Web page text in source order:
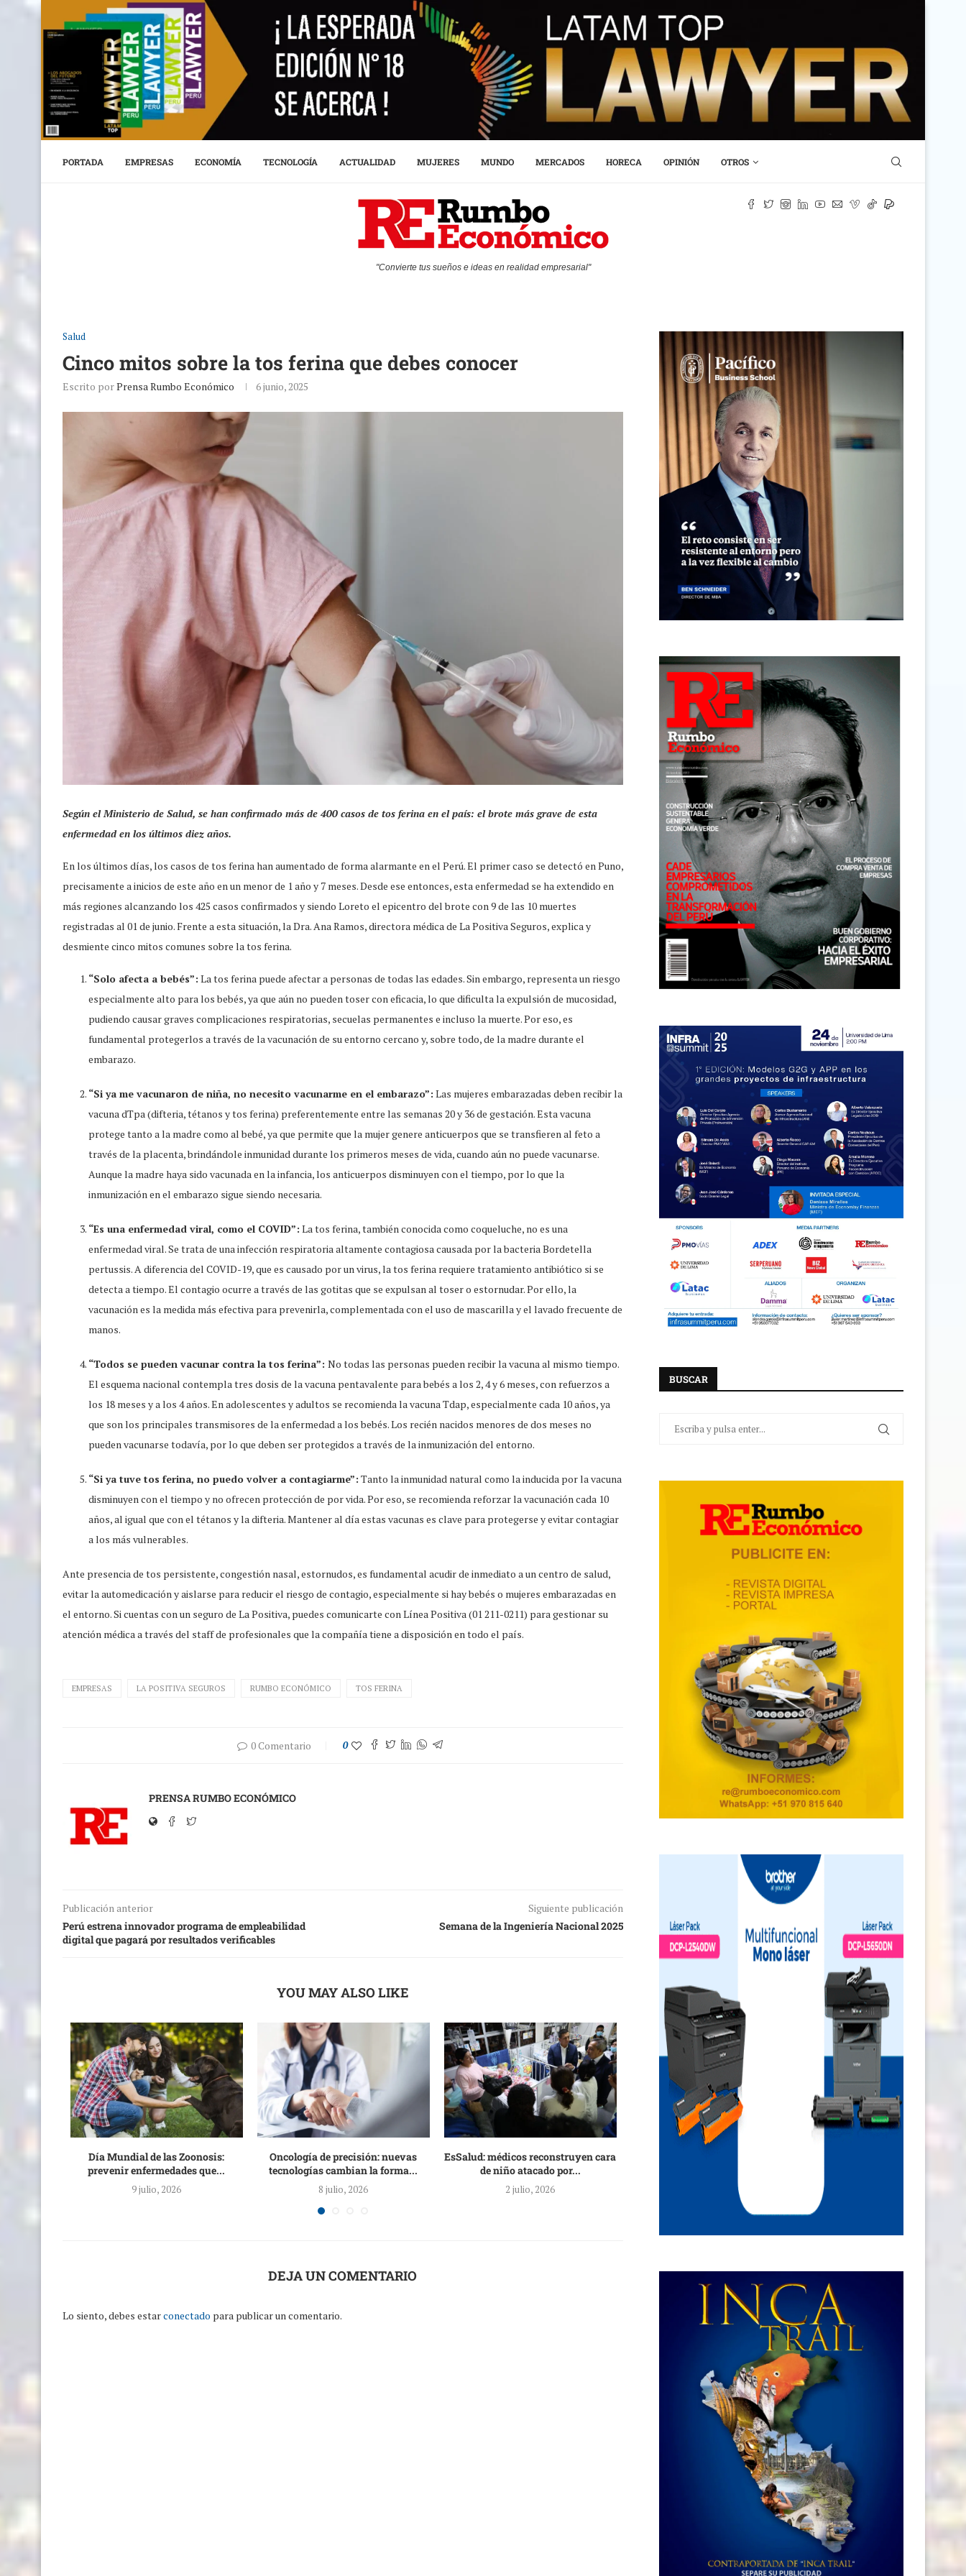
PORTADA EMPRESAS ECONOMÍA TECNOLOGÍA ACTUALIDAD MUJERES MUNDO MERCADOS HORECA OPINIÓN OTROS
"Convierte tus sueños e ideas en realidad empresarial"
Salud
Cinco mitos sobre la tos ferina que debes conocer
Escrito porPrensa Rumbo Económico 6 junio, 2025
Según el Ministerio de Salud, se han confirmado más de 400 casos de tos ferina en el país: el brote más grave de esta
enfermedad en los últimos diez años.
En los últimos días, los casos de tos ferina han aumentado de forma alarmante en el Perú. El primer caso se detectó en Puno,
precisamente a inicios de este año en un menor de 1 año y 7 meses. Desde ese entonces, esta enfermedad se ha extendido en
más regiones alcanzando los 425 casos confirmados y siendo Loreto el epicentro del brote con 9 de las 10 muertes
registradas al 01 de junio. Frente a esta situación, la Dra. Ana Ramos, directora médica de La Positiva Seguros, explica y
desmiente cinco mitos comunes sobre la tos ferina.
“Solo afecta a bebés”: La tos ferina puede afectar a personas de todas las edades. Sin embargo, representa un riesgo
especialmente alto para los bebés, ya que aún no pueden toser con eficacia, lo que dificulta la expulsión de mucosidad,
pudiendo causar graves complicaciones respiratorias, secuelas permanentes e incluso la muerte. Por eso, es
fundamental protegerlos a través de la vacunación de su entorno cercano y, sobre todo, de la madre durante el
embarazo.
“Si ya me vacunaron de niña, no necesito vacunarme en el embarazo”: Las mujeres embarazadas deben recibir la
vacuna dTpa (difteria, tétanos y tos ferina) preferentemente entre las semanas 20 y 36 de gestación. Esta vacuna
protege tanto a la madre como al bebé, ya que permite que la mujer genere anticuerpos que se transfieren al feto a
través de la placenta, brindándole inmunidad durante los primeros meses de vida, cuando aún no puede vacunarse.
Aunque la madre haya sido vacunada en la infancia, los anticuerpos disminuyen con el tiempo, por lo que la
inmunización en el embarazo sigue siendo necesaria.
“Es una enfermedad viral, como el COVID”: La tos ferina, también conocida como coqueluche, no es una
enfermedad viral. Se trata de una infección respiratoria altamente contagiosa causada por la bacteria Bordetella
pertussis. A diferencia del COVID-19, que es causado por un virus, la tos ferina requiere tratamiento antibiótico si se
detecta a tiempo. El contagio ocurre a través de las gotitas que se expulsan al toser o estornudar. Por ello, la
vacunación es la medida más efectiva para prevenirla, complementada con el uso de mascarilla y el lavado frecuente de
manos.
“Todos se pueden vacunar contra la tos ferina”: No todas las personas pueden recibir la vacuna al mismo tiempo.
El esquema nacional contempla tres dosis de la vacuna pentavalente para bebés a los 2, 4 y 6 meses, con refuerzos a
los 18 meses y a los 4 años. En adolescentes y adultos se recomienda la vacuna Tdap, especialmente cada 10 años, ya
que son los principales transmisores de la enfermedad a los bebés. Los recién nacidos menores de dos meses no
pueden vacunarse todavía, por lo que deben ser protegidos a través de la inmunización del entorno.
“Si ya tuve tos ferina, no puedo volver a contagiarme”: Tanto la inmunidad natural como la inducida por la vacuna
disminuyen con el tiempo y no ofrecen protección de por vida. Por eso, se recomienda reforzar la vacunación cada 10
años, al igual que con el tétanos y la difteria. Mantener al día estas vacunas es clave para protegerse y evitar contagiar
a los más vulnerables.
Ante presencia de tos persistente, congestión nasal, estornudos, es fundamental acudir de inmediato a un centro de salud,
evitar la automedicación y aislarse para reducir el riesgo de contagio, especialmente si hay bebés o mujeres embarazadas en
el entorno. Si cuentas con un seguro de La Positiva, puedes comunicarte con Línea Positiva (01 211-0211) para gestionar su
atención médica a través del staff de profesionales que la compañía tiene a disposición en todo el país.
EMPRESAS LA POSITIVA SEGUROS RUMBO ECONÓMICO TOS FERINA
0 Comentario 0
PRENSA RUMBO ECONÓMICO
Publicación anterior
Perú estrena innovador programa de empleabilidad
digital que pagará por resultados verificables
Siguiente publicación
Semana de la Ingeniería Nacional 2025
YOU MAY ALSO LIKE
Día Mundial de las Zoonosis:
prevenir enfermedades que...
9 julio, 2026
Oncología de precisión: nuevas
tecnologías cambian la forma...
8 julio, 2026
EsSalud: médicos reconstruyen cara
de niño atacado por...
2 julio, 2026 1 julio, 2026
DEJA UN COMENTARIO
Lo siento, debes estarconectado para publicar un comentario.
BUSCAR